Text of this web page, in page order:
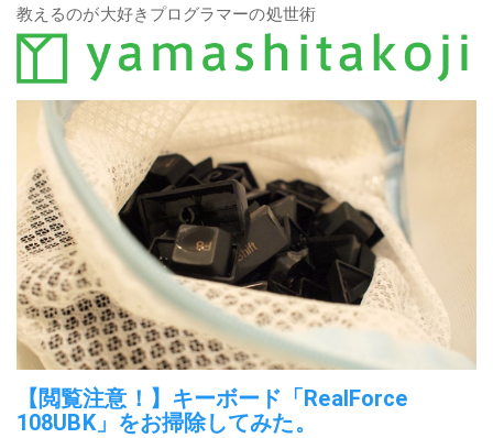
教えるのが大好きプログラマーの処世術
【閲覧注意！】キーボード「RealForce
108UBK」をお掃除してみた。